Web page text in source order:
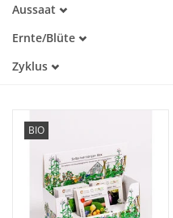
Katalog
Alte Sorte
Warmkeimer
Lichtkeimer
Aussaat
April
Mai
September
Ernte/Blüte
April
Juli
August
September
Oktober
November
Dezember
Zyklus
BIO